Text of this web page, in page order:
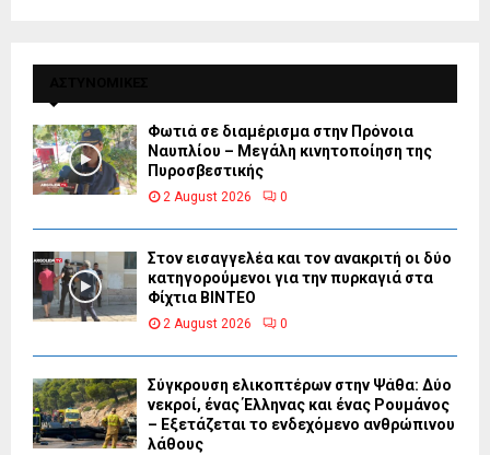
Φωτιά σε διαμέρισμα στην Πρόνοια
Ναυπλίου – Μεγάλη κινητοποίηση της
Πυροσβεστικής
2 August 2026 0
Στον εισαγγελέα και τον ανακριτή οι δύο
κατηγορούμενοι για την πυρκαγιά στα
Φίχτια ΒΙΝΤΕΟ
2 August 2026 0
Σύγκρουση ελικοπτέρων στην Ψάθα: Δύο
νεκροί, ένας Έλληνας και ένας Ρουμάνος
– Εξετάζεται το ενδεχόμενο ανθρώπινου
λάθους